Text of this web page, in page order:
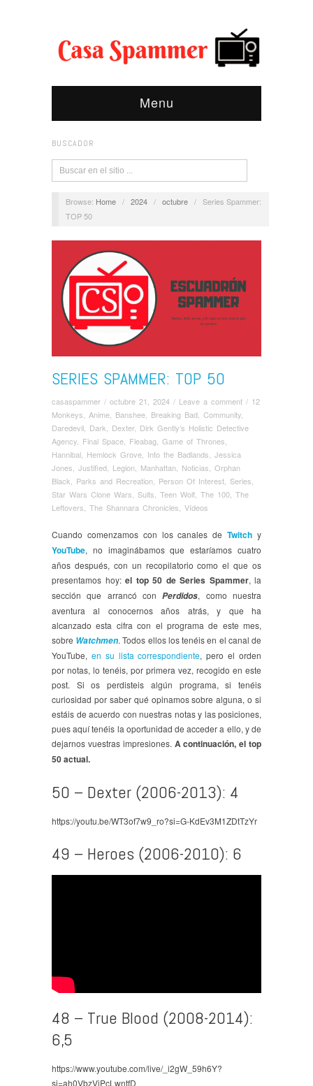
Menu
BUSCADOR
Browse: Home / 2024 / octubre / Series Spammer:
TOP 50
SERIES SPAMMER: TOP 50
casaspammer / octubre 21, 2024 / Leave a comment / 12
Monkeys
Anime Banshee Breaking Bad Community
Daredevil Dark Dexter, Dirk Gently’s Holistic Detective
Agency Final Space Fleabag Game of Thrones
Hannibal Hemlock Grove Into the Badlands Jessica
Jones Justified Legion Manhattan Noticias Orphan
Black
Parks and Recreation Person Of Interest Series
Star Wars Clone Wars
Suits Teen Wolf The 100 The
Leftovers The Shannara Chronicles Ví­deos
Cuando comenzamos con los canales deTwitch y
YouTube, no imaginábamos que estaríamos cuatro
años después, con un recopilatorio como el que os
presentamos hoy: el top 50 de Series Spammer, la
sección que arrancó conPerdidos, como nuestra
aventura al conocernos años atrás, y que ha
alcanzado esta cifra con el programa de este mes,
sobre Watchmen. Todos ellos los tenéis en el canal de
YouTube, en su lista correspondiente, pero el orden
por notas, lo tenéis, por primera vez, recogido en este
post. Si os perdisteis algún programa, si tenéis
curiosidad por saber qué opinamos sobre alguna, o si
estáis de acuerdo con nuestras notas y las posiciones,
pues aquí tenéis la oportunidad de acceder a ello, y de
dejarnos vuestras impresiones. A continuación, el top
50 actual.
50 – Dexter (2006-2013): 4
https://youtu.be/WT3of7w9_ro?si=G-KdEv3M1ZDtTzYr
49 – Heroes (2006-2010): 6
48 – True Blood (2008-2014):
6,5
https://www.youtube.com/live/_i2gW_59h6Y?
si=ah0VbzVjPcLwntfD